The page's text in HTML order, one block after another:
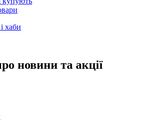
хаби
новини та акції